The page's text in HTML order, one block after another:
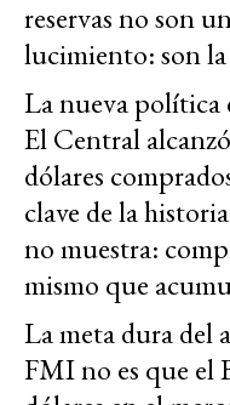
reservas no son
lucimiento: son
La nueva política
El Central
dólares
clave de la
no muestra:
mismo que
La meta dura del
FMI no es que el